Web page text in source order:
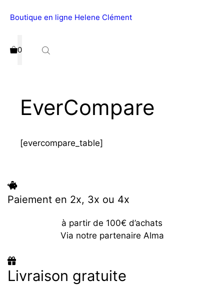
Boutique en ligne Helene Clément
0
EverCompare
[evercompare_table]
Paiement en 2x, 3x ou 4x
à partir de 100€ d’achats
Via notre partenaire Alma
Livraison gratuite